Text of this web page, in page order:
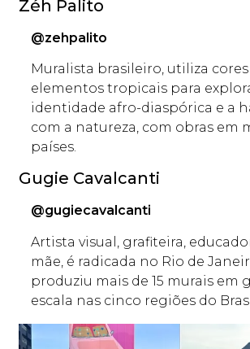
Zéh Palito
@zehpalito
Muralista brasileiro, utiliza
elementos tropicais para
identidade afro-diaspórica e a
com a natureza, com obras em
países.
Gugie Cavalcanti
@gugiecavalcanti
Artista visual, grafiteira,
mãe, é radicada no Rio de
produziu mais de 15 murais em
escala nas cinco regiões do